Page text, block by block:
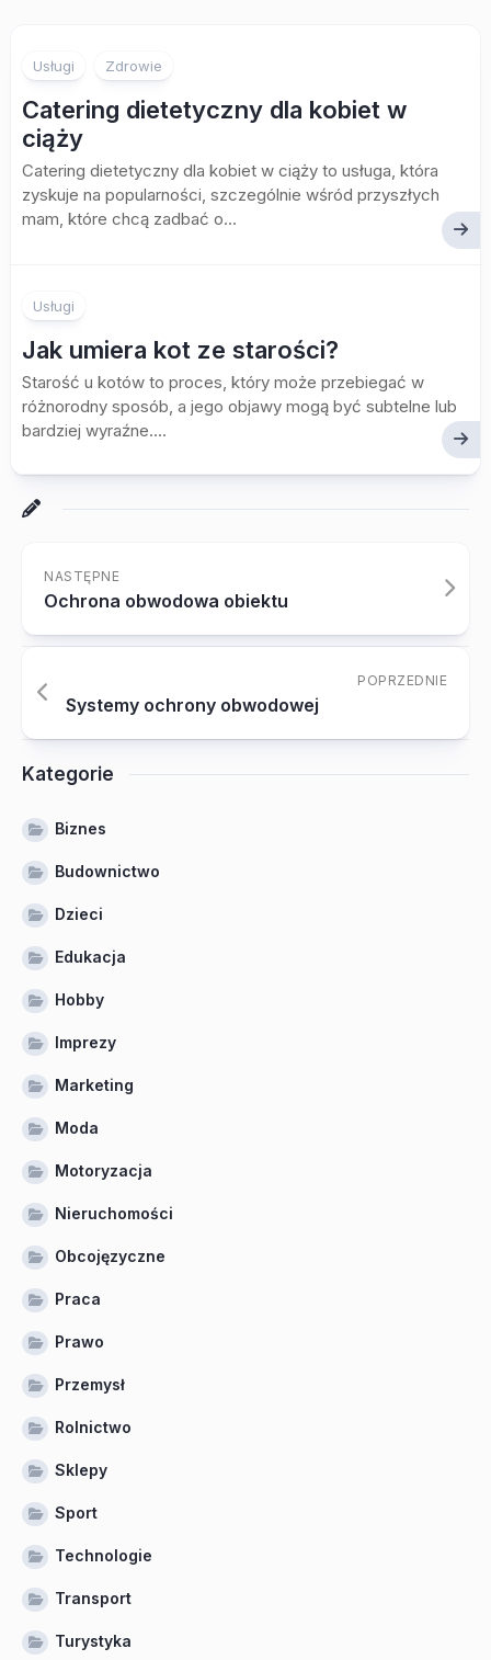
Usługi Zdrowie
Catering dietetyczny dla kobiet w
ciąży
Catering dietetyczny dla kobiet w ciąży to usługa, która
zyskuje na popularności, szczególnie wśród przyszłych
mam, które chcą zadbać o...
Usługi
Jak umiera kot ze starości?
Starość u kotów to proces, który może przebiegać w
różnorodny sposób, a jego objawy mogą być subtelne lub
bardziej wyraźne....
NASTĘPNE
Ochrona obwodowa obiektu
POPRZEDNIE
Systemy ochrony obwodowej
Kategorie
Biznes
Budownictwo
Dzieci
Edukacja
Hobby
Imprezy
Marketing
Moda
Motoryzacja
Nieruchomości
Obcojęzyczne
Praca
Prawo
Przemysł
Rolnictwo
Sklepy
Sport
Technologie
Transport
Turystyka